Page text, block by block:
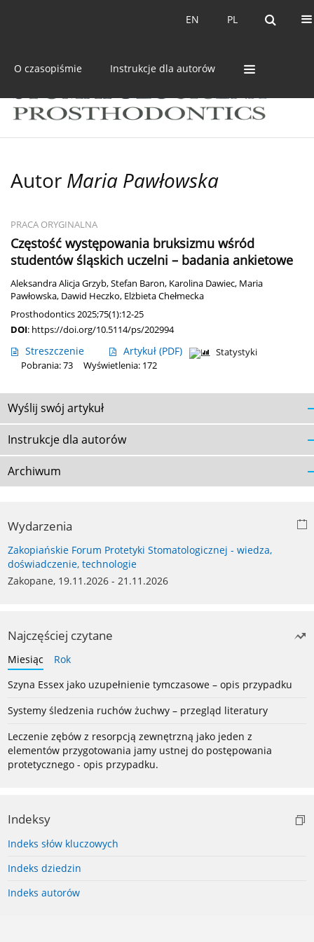
PL
EN PL
EN
O czasopiśmie Instrukcje dla autorów
Autor Maria Pawłowska
PRACA ORYGINALNA
Częstość występowania bruksizmu wśród
studentów śląskich uczelni – badania ankietowe
Aleksandra Alicja Grzyb,Stefan Baron, Karolina Dawiec, Maria
Pawłowska, Dawid Heczko, Elżbieta Chełmecka
Prosthodontics 2025;75(1):12-25
DOI: https://doi.org/10.5114/ps/202994
Streszczenie Artykuł (PDF)
Statystyki
Pobrania: 73
Wyświetlenia: 172
Wyślij swój artykuł
Instrukcje dla autorów
Archiwum
Wydarzenia
Zakopiańskie Forum Protetyki Stomatologicznej - wiedza,
doświadczenie, technologie
Zakopane, 19.11.2026 - 21.11.2026
Najczęściej czytane
Miesiąc
Rok
Szyna Essex jako uzupełnienie tymczasowe – opis przypadku
Systemy śledzenia ruchów żuchwy – przegląd literatury
Leczenie zębów z resorpcją zewnętrzną jako jeden z
elementów przygotowania jamy ustnej do postępowania
protetycznego - opis przypadku.
Indeksy
Indeks słów kluczowych
Indeks dziedzin
Indeks autorów